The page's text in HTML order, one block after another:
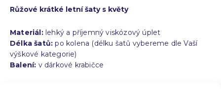
Růžové krátké letní šaty s květy
Materiál:lehký a příjemný viskózový úplet
Délka šatů: po kolena (délku šatů vybereme dle Vaší
výškové kategorie)
Balení: v dárkové krabičce